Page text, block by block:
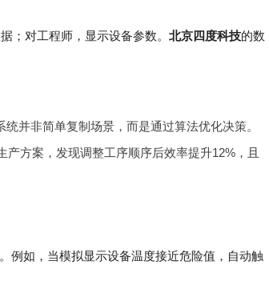
；对工程师，显示设备参数。 北京四度科技的数
统并非简单复制场景，而是通过算法优化决策。
方案，发现调整工序顺序后效率提升12%，且
例如，当模拟显示设备温度接近危险值，自动触